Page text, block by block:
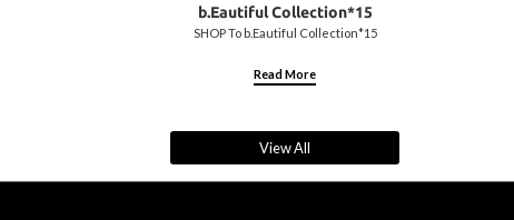
b.Eautiful Collection*15
SHOP To b.Eautiful Collection*15
Read More
View All